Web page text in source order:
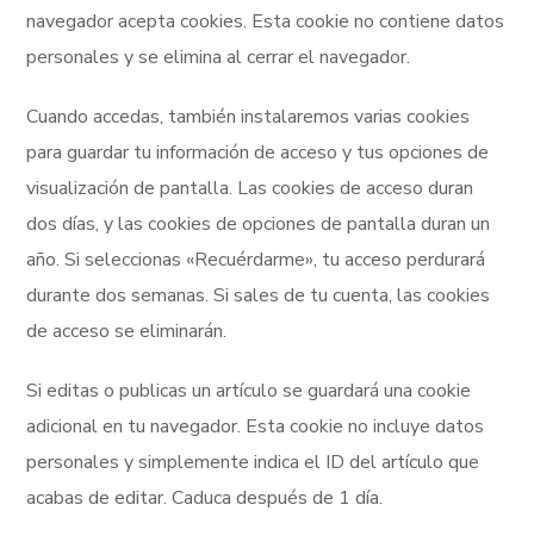
navegador acepta cookies. Esta cookie no contiene datos
personales y se elimina al cerrar el navegador.
Cuando accedas, también instalaremos varias cookies
para guardar tu información de acceso y tus opciones de
visualización de pantalla. Las cookies de acceso duran
dos días, y las cookies de opciones de pantalla duran un
año. Si seleccionas «Recuérdarme», tu acceso perdurará
durante dos semanas. Si sales de tu cuenta, las cookies
de acceso se eliminarán.
Si editas o publicas un artículo se guardará una cookie
adicional en tu navegador. Esta cookie no incluye datos
personales y simplemente indica el ID del artículo que
acabas de editar. Caduca después de 1 día.